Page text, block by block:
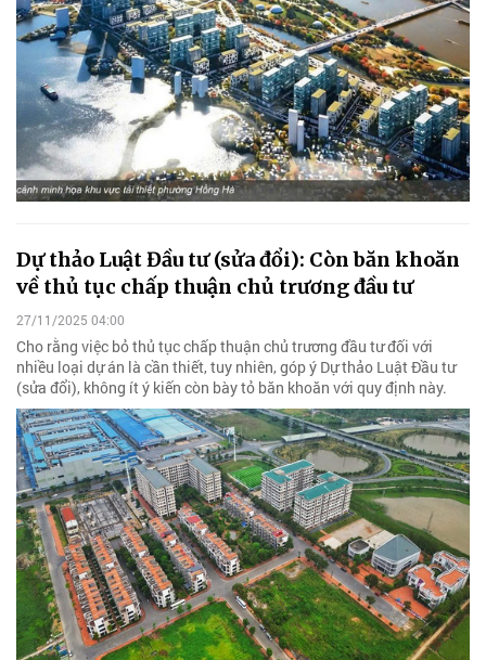
Dự thảo Luật Đầu tư (sửa đổi): Còn băn khoăn
về thủ tục chấp thuận chủ trương đầu tư
27/11/2025 04:00
Cho rằng việc bỏ thủ tục chấp thuận chủ trương đầu tư đối với
nhiều loại dự án là cần thiết, tuy nhiên, góp ý Dự thảo Luật Đầu tư
(sửa đổi), không ít ý kiến còn bày tỏ băn khoăn với quy định này.